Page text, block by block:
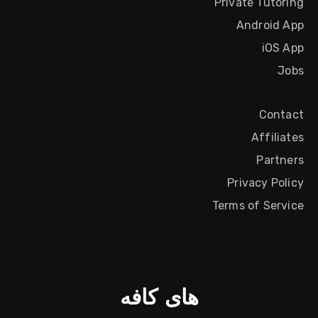
Private Tutoring
Android App
iOS App
Jobs
Contact
Affiliates
Partners
Privacy Policy
Terms of Service
های کافه